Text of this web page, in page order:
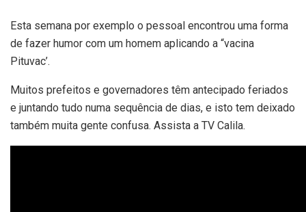
Esta semana por exemplo o pessoal encontrou uma forma
de fazer humor com um homem aplicando a “vacina
Pituvac’.
Muitos prefeitos e governadores têm antecipado feriados
e juntando tudo numa sequência de dias, e isto tem deixado
também muita gente confusa. Assista a TV Calila.